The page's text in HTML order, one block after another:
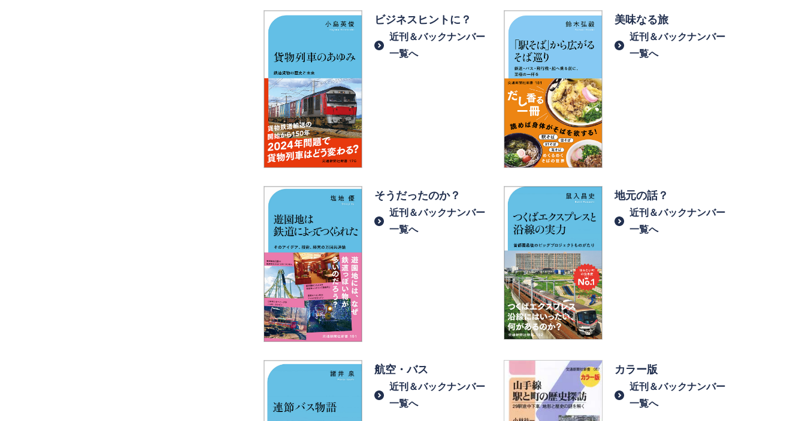
ビジネスヒントに？
近刊＆バックナンバー
一覧へ
美味なる旅
近刊＆バックナンバー
一覧へ
そうだったのか？
近刊＆バックナンバー
一覧へ
地元の話？
近刊＆バックナンバー
一覧へ
航空・バス
近刊＆バックナンバー
一覧へ
カラー版
近刊＆バックナンバー
一覧へ